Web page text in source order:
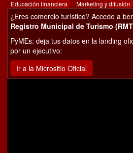
Educación financiera Marketing y difusión
¿Eres comercio turístico? Accede a
Registro Municipal de Turismo
PyMEs: deja tus datos en la landing
por un ejecutivo:
Ir a la Micrositio Oficial